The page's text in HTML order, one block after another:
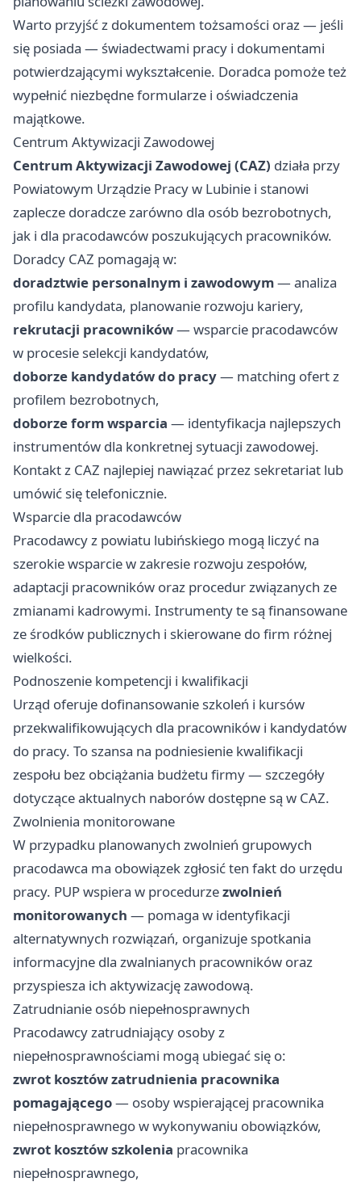
Warto przyjść z dokumentem tożsamości oraz — jeśli
się posiada — świadectwami pracy i dokumentami
potwierdzającymi wykształcenie. Doradca pomoże też
wypełnić niezbędne formularze i oświadczenia
majątkowe.
Centrum Aktywizacji Zawodowej
Centrum Aktywizacji Zawodowej (CAZ) działa przy
Powiatowym Urządzie Pracy w Lubinie i stanowi
zaplecze doradcze zarówno dla osób bezrobotnych,
jak i dla pracodawców poszukujących pracowników.
Doradcy CAZ pomagają w:
doradztwie personalnym i zawodowym— analiza
profilu kandydata, planowanie rozwoju kariery,
rekrutacji pracowników— wsparcie pracodawców
w procesie selekcji kandydatów,
doborze kandydatów do pracy— matching ofert z
profilem bezrobotnych,
doborze form wsparcia — identyfikacja najlepszych
instrumentów dla konkretnej sytuacji zawodowej.
Kontakt z CAZ najlepiej nawiązać przez sekretariat lub
umówić się telefonicznie.
Wsparcie dla pracodawców
Pracodawcy z powiatu lubińskiego mogą liczyć na
szerokie wsparcie w zakresie rozwoju zespołów,
adaptacji pracowników oraz procedur związanych ze
zmianami kadrowymi. Instrumenty te są finansowane
ze środków publicznych i skierowane do firm różnej
wielkości.
Podnoszenie kompetencji i kwalifikacji
Urząd oferuje dofinansowanie szkoleń i kursów
przekwalifikowujących dla pracowników i kandydatów
do pracy. To szansa na podniesienie kwalifikacji
zespołu bez obciążania budżetu firmy — szczegóły
dotyczące aktualnych naborów dostępne są w CAZ.
Zwolnienia monitorowane
W przypadku planowanych zwolnień grupowych
pracodawca ma obowiązek zgłosić ten fakt do urzędu
pracy. PUP wspiera w procedurzezwolnień
monitorowanych — pomaga w identyfikacji
alternatywnych rozwiązań, organizuje spotkania
informacyjne dla zwalnianych pracowników oraz
przyspiesza ich aktywizację zawodową.
Zatrudnianie osób niepełnosprawnych
Pracodawcy zatrudniający osoby z
niepełnosprawnościami mogą ubiegać się o:
zwrot kosztów zatrudnienia pracownika
pomagającego— osoby wspierającej pracownika
niepełnosprawnego w wykonywaniu obowiązków,
zwrot kosztów szkolenia pracownika
niepełnosprawnego,